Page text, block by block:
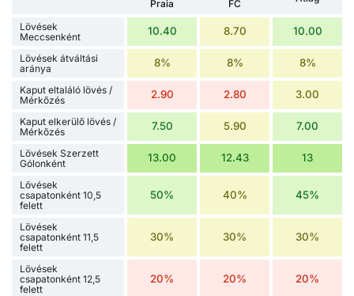
Praia
FC
Lövések
Meccsenként
10.40 8.70 10.00
Lövések átváltási
aránya
8% 8% 8%
Kaput eltaláló lövés /
Mérkőzés
2.90 2.80 3.00
Kaput elkerülő lövés /
Mérkőzés
7.50 5.90 7.00
Lövések Szerzett
Gólonként
13.00 12.43 13
Lövések
csapatonként 10,5
felett
50% 40% 45%
Lövések
csapatonként 11,5
felett
30% 30% 30%
Lövések
csapatonként 12,5
felett
20% 20% 20%